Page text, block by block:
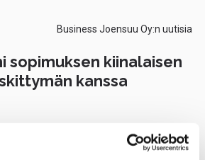
Business Joensuu Oy:n uutisia
sopimuksen kiinalaisen
kanssa